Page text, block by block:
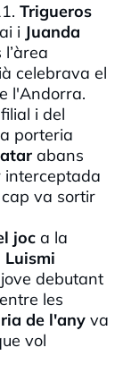
Trigueros
i Juanda
celebrava el
l'Andorra.
i del
porteria
abans
interceptada
va sortir
joc a la
Luismi
debutant
les
de l'any va
vol